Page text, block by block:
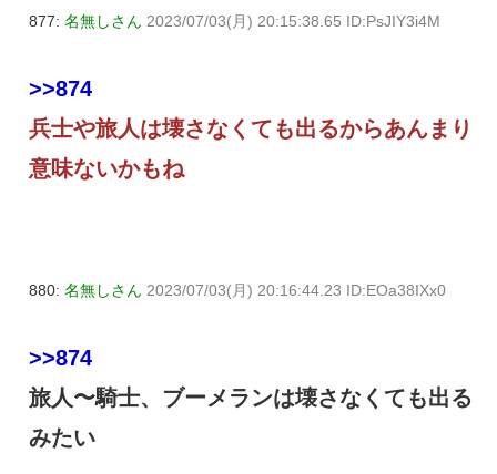
877: 名無しさん 2023/07/03(月) 20:15:38.65 ID:PsJIY3i4M
>>874
兵士や旅人は壊さなくても出るからあんまり
意味ないかもね
880: 名無しさん 2023/07/03(月) 20:16:44.23 ID:EOa38IXx0
>>874
旅人〜騎士、ブーメランは壊さなくても出る
みたい